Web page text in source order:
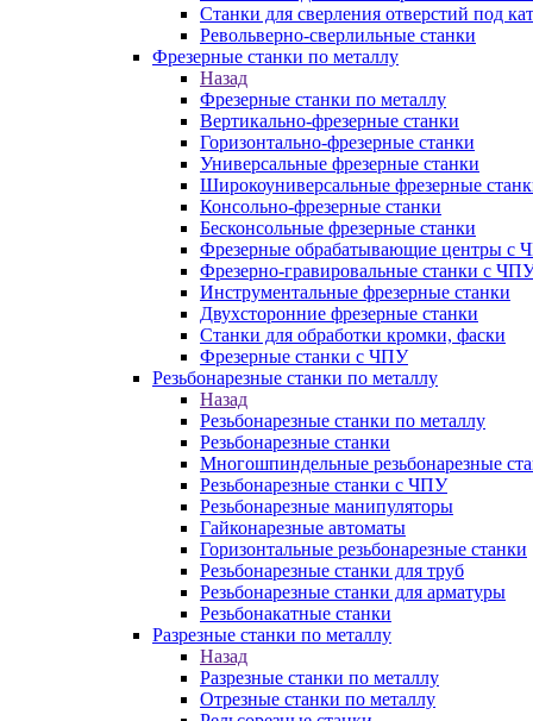
Станки для сверления отверстий под
Револьверно-сверлильные станки
Фрезерные станки по металлу
Назад
Фрезерные станки по металлу
Вертикально-фрезерные станки
Горизонтально-фрезерные станки
Универсальные фрезерные станки
Широкоуниверсальные фрезерные
Консольно-фрезерные станки
Бесконсольные фрезерные станки
Фрезерные обрабатывающие центры с
Фрезерно-гравировальные станки с
Инструментальные фрезерные станки
Двухсторонние фрезерные станки
Станки для обработки кромки, фаски
Фрезерные станки с ЧПУ
Резьбонарезные станки по металлу
Назад
Резьбонарезные станки по металлу
Резьбонарезные станки
Многошпиндельные резьбонарезные
Резьбонарезные станки с ЧПУ
Резьбонарезные манипуляторы
Гайконарезные автоматы
Горизонтальные резьбонарезные станки
Резьбонарезные станки для труб
Резьбонарезные станки для арматуры
Резьбонакатные станки
Разрезные станки по металлу
Назад
Разрезные станки по металлу
Отрезные станки по металлу